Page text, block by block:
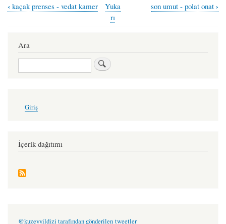
Book
traversal
links
for
maço
murat
sayım
‹ kaçak prenses - vedat kamer
Yuka
rı
son umut - polat onat ›
Ara
Ara
account
Giriş
İçerik dağıtımı
@kuzeyyildizi tarafından gönderilen tweetler